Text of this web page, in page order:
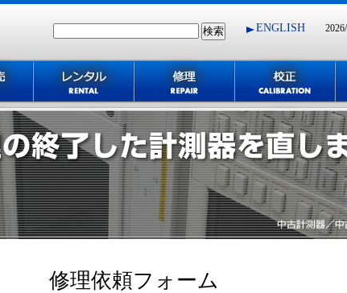
ENGLISH
修理依頼フォーム
主な修理実績機種
修理依頼フォーム